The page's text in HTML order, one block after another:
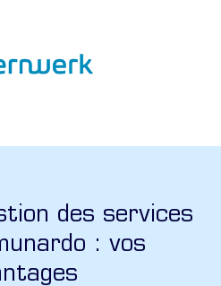
des services
: vos